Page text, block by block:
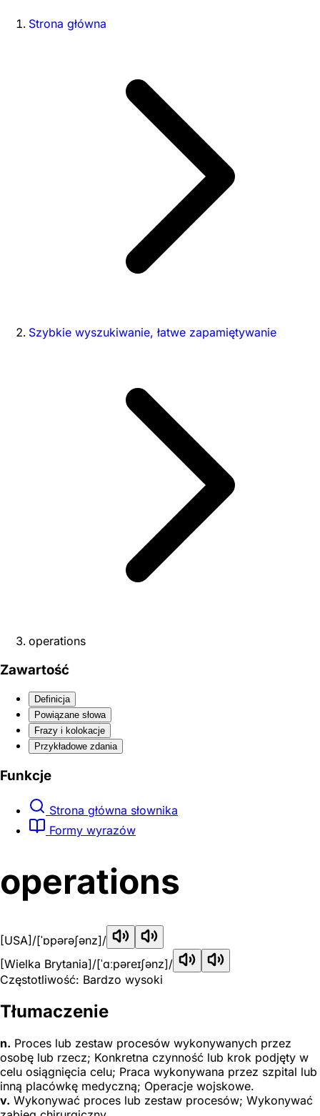
Strona główna
Szybkie wyszukiwanie, łatwe zapamiętywanie
operations
Zawartość
Definicja
Powiązane słowa
Frazy i kolokacje
Przykładowe zdania
Funkcje
Strona główna słownika
Formy wyrazów
operations
[USA] /[ˈɒpərəʃənz]/
[Wielka Brytania]/[ˈɑːpəreɪʃənz]/
Częstotliwość: Bardzo wysoki
Tłumaczenie
n. Proces lub zestaw procesów wykonywanych przez
osobę lub rzecz; Konkretna czynność lub krok podjęty w
celu osiągnięcia celu; Praca wykonywana przez szpital lub
inną placówkę medyczną; Operacje wojskowe.
v. Wykonywać proces lub zestaw procesów; Wykonywać